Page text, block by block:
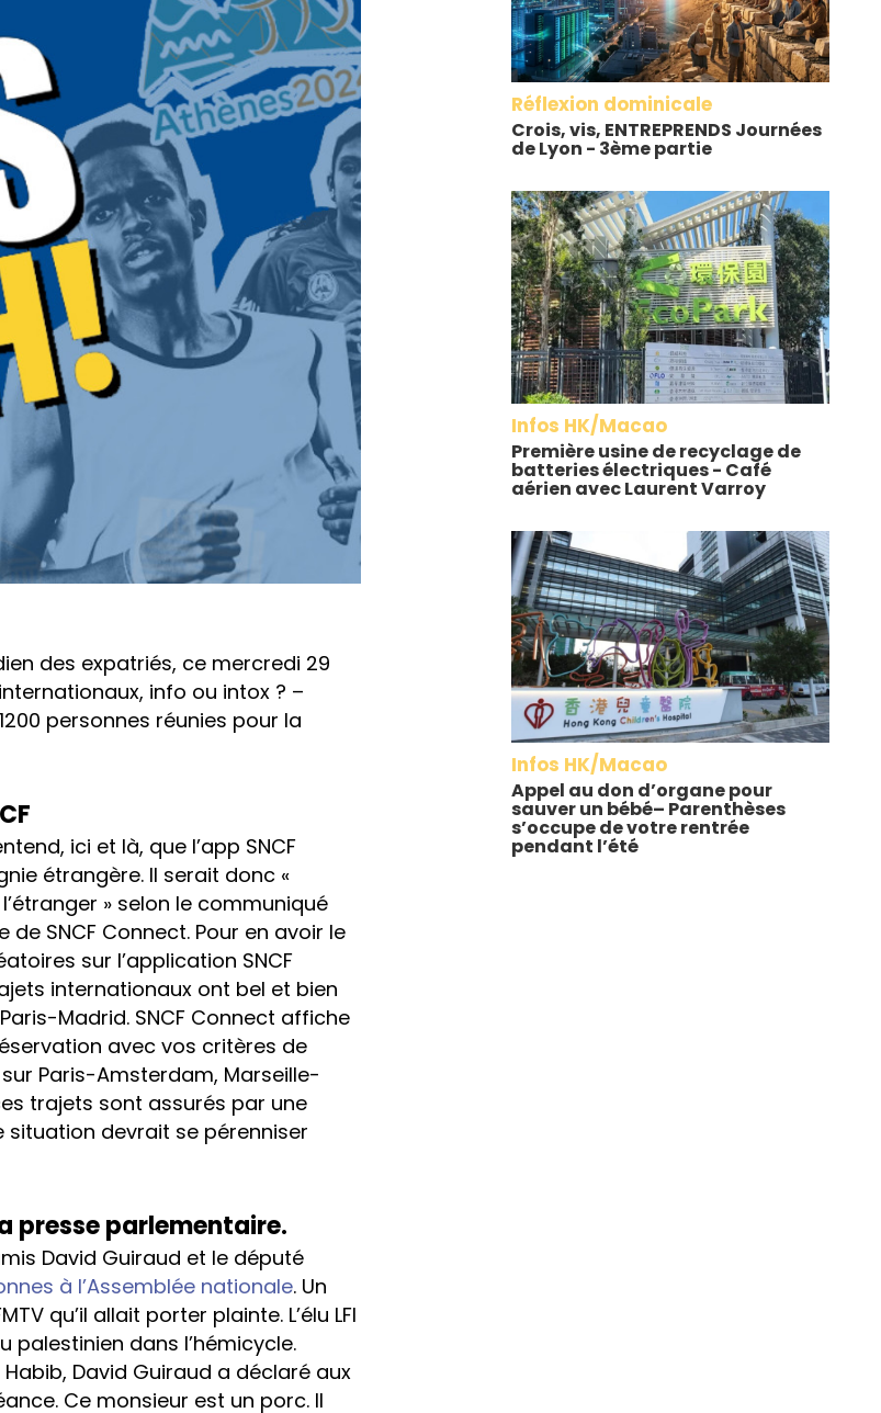
des expatriés, ce mercredi 29
info ou intox ? –
personnes réunies pour la
ici et là, que l’app SNCF
étrangère. Il serait donc «
» selon le communiqué
SNCF Connect. Pour en avoir le
sur l’application SNCF
internationaux ont bel et bien
Madrid. SNCF Connect affiche
avec vos critères de
Paris-Amsterdam, Marseille-
trajets sont assurés par une
situation devrait se pérenniser
presse parlementaire.
David Guiraud et le député
à l’Assemblée nationale. Un
qu’il allait porter plainte. L’élu LFI
dans l’hémicycle.
David Guiraud a déclaré aux
Ce monsieur est un porc. Il
Réflexion dominicale
Crois, vis, ENTREPRENDS Journées
de Lyon - 3ème partie
Infos HK/Macao
Première usine de recyclage de
batteries électriques - Café
aérien avec Laurent Varroy
Infos HK/Macao
Appel au don d’organe pour
sauver un bébé– Parenthèses
s’occupe de votre rentrée
pendant l’été